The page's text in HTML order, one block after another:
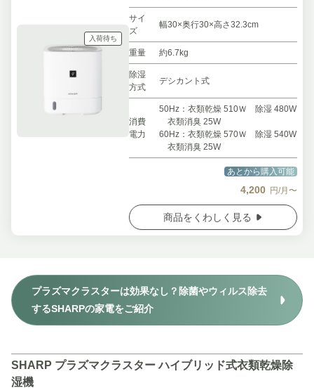
入荷待ち
サイ
ズ
幅30×奥行30×高さ32.3cm
重量 約6.7kg
除湿
方式
デシカント式
消費
電力
50Hz：衣類乾燥 510Ｗ 除湿 480W
衣類消臭 25W
60Hz：衣類乾燥 570Ｗ 除湿 540W
衣類消臭 25W
あとから購入可能
4,200 円/月〜
商品をくわしく見る
プラズマクラスターは効果なし？除菌やウィルス除去
するSHARPの家電をご紹介
SHARP プラズマクラスター ハイブリッド式衣類乾燥除
湿機